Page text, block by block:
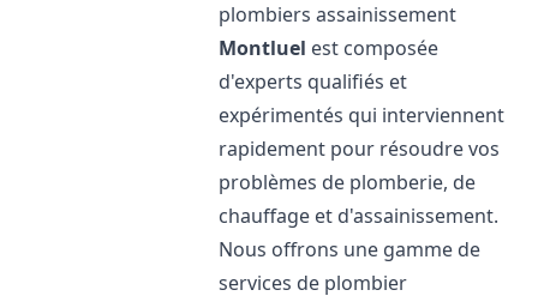
plombiers assainissement
Montluel est composée
d'experts qualifiés et
expérimentés qui interviennent
rapidement pour résoudre vos
problèmes de plomberie, de
chauffage et d'assainissement.
Nous offrons une gamme de
services de plombier